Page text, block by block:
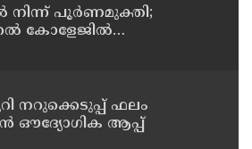
നിന്ന് പൂർണമുക്തി;
കോളേജിൽ
നറുക്കെടുപ്പ് ഫലം
ഔദ്യോഗിക ആപ്പ്